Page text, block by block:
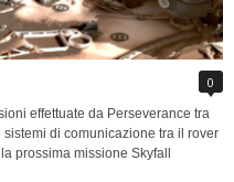
0
effettuate da Perseverance tra
di comunicazione tra il rover
prossima missione Skyfall